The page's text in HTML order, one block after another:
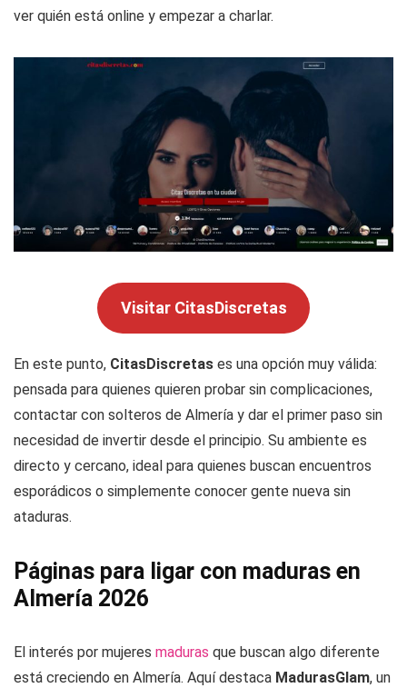
ver quién está online y empezar a charlar.
Visitar CitasDiscretas
En este punto, CitasDiscretas es una opción muy válida:
pensada para quienes quieren probar sin complicaciones,
contactar con solteros de Almería y dar el primer paso sin
necesidad de invertir desde el principio. Su ambiente es
directo y cercano, ideal para quienes buscan encuentros
esporádicos o simplemente conocer gente nueva sin
ataduras.
Páginas para ligar con maduras en
Almería 2026
El interés por mujeres maduras que buscan algo diferente
está creciendo en Almería. Aquí destaca MadurasGlam, un